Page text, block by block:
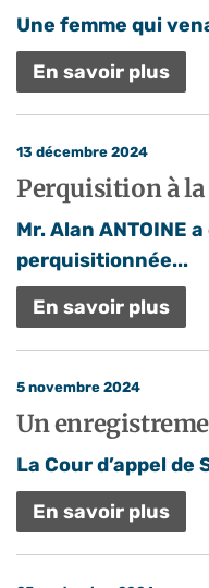
Une femme qui
En savoir plus
13 décembre 2024
Perquisition à
Mr. Alan ANTOINE
perquisitionnée...
En savoir plus
5 novembre 2024
Un
La Cour d’appel
En savoir plus